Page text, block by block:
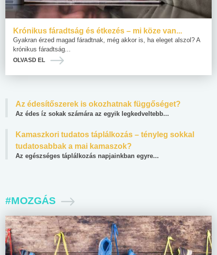
Krónikus fáradtság és étkezés – mi köze van...
Gyakran érzed magad fáradtnak, még akkor is, ha eleget alszol? A
krónikus fáradtság...
OLVASD EL
Az édesítőszerek is okozhatnak függőséget?
Az édes íz sokak számára az egyik legkedveltebb...
Kamaszkori tudatos táplálkozás – tényleg sokkal
tudatosabbak a mai kamaszok?
Az egészséges táplálkozás napjainkban egyre...
#MOZGÁS